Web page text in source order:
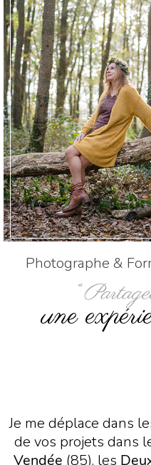
Photographe &
“
une
Je me déplace dans
de vos projets dans
Vendée (85), les